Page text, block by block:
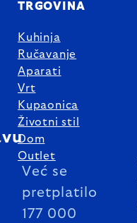
Već se
pretplatilo
177 000
TRGOVINA
Kuhinja
Ručavanje
Aparati
Vrt
Kupaonica
Životni stil
Dom
Outlet